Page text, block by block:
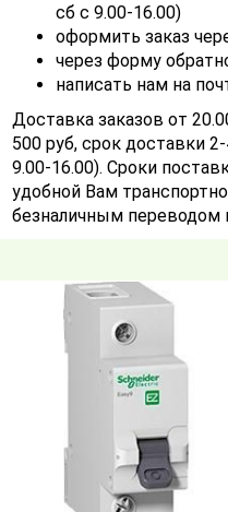
сб с 9.00-16.00)
оформить заказ
через форму
написать нам на
Доставка заказов от
500 руб, срок доставки
9.00-16.00). Сроки
удобной Вам
безналичным переводом